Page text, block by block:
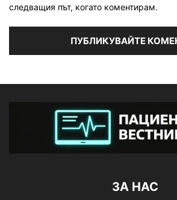
следващия път, когато коментирам.
ЗА НАС